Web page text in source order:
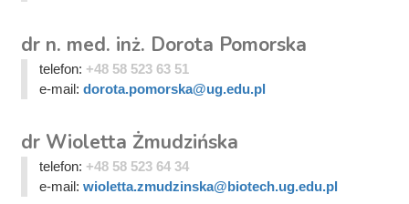
dr n. med. inż. Dorota Pomorska
telefon: +48 58 523 63 51
e-mail: dorota.pomorska@ug.edu.pl
dr Wioletta Żmudzińska
telefon: +48 58 523 64 34
e-mail: wioletta.zmudzinska@biotech.ug.edu.pl